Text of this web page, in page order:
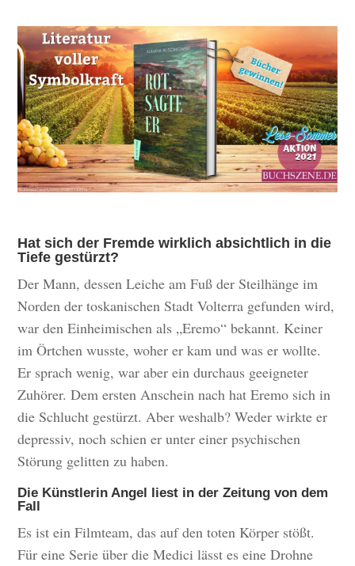
Hat sich der Fremde wirklich absichtlich in die
Tiefe gestürzt?
Der Mann, dessen Leiche am Fuß der Steilhänge im
Norden der toskanischen Stadt Volterra gefunden wird,
war den Einheimischen als „Eremo“ bekannt. Keiner
im Örtchen wusste, woher er kam und was er wollte.
Er sprach wenig, war aber ein durchaus geeigneter
Zuhörer. Dem ersten Anschein nach hat Eremo sich in
die Schlucht gestürzt. Aber weshalb? Weder wirkte er
depressiv, noch schien er unter einer psychischen
Störung gelitten zu haben.
Die Künstlerin Angel liest in der Zeitung von dem
Fall
Es ist ein Filmteam, das auf den toten Körper stößt.
Für eine Serie über die Medici lässt es eine Drohne